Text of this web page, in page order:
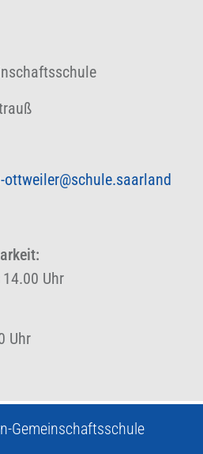
ottweiler@schule.saarland
Uhr
Uhr
Gemeinschaftsschule